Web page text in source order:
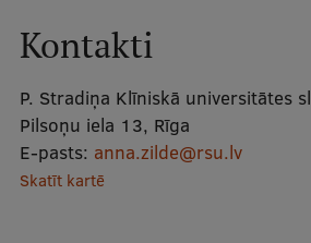
galvenā
izvēlne
Studiju iespējas
Pamatstudiju programmas
Kontakti
P. Stradiņa Klīniskā universitātes
Pilsoņu iela 13, Rīga
E-pasts: anna.zilde@rsu.lv
Skatīt kartē